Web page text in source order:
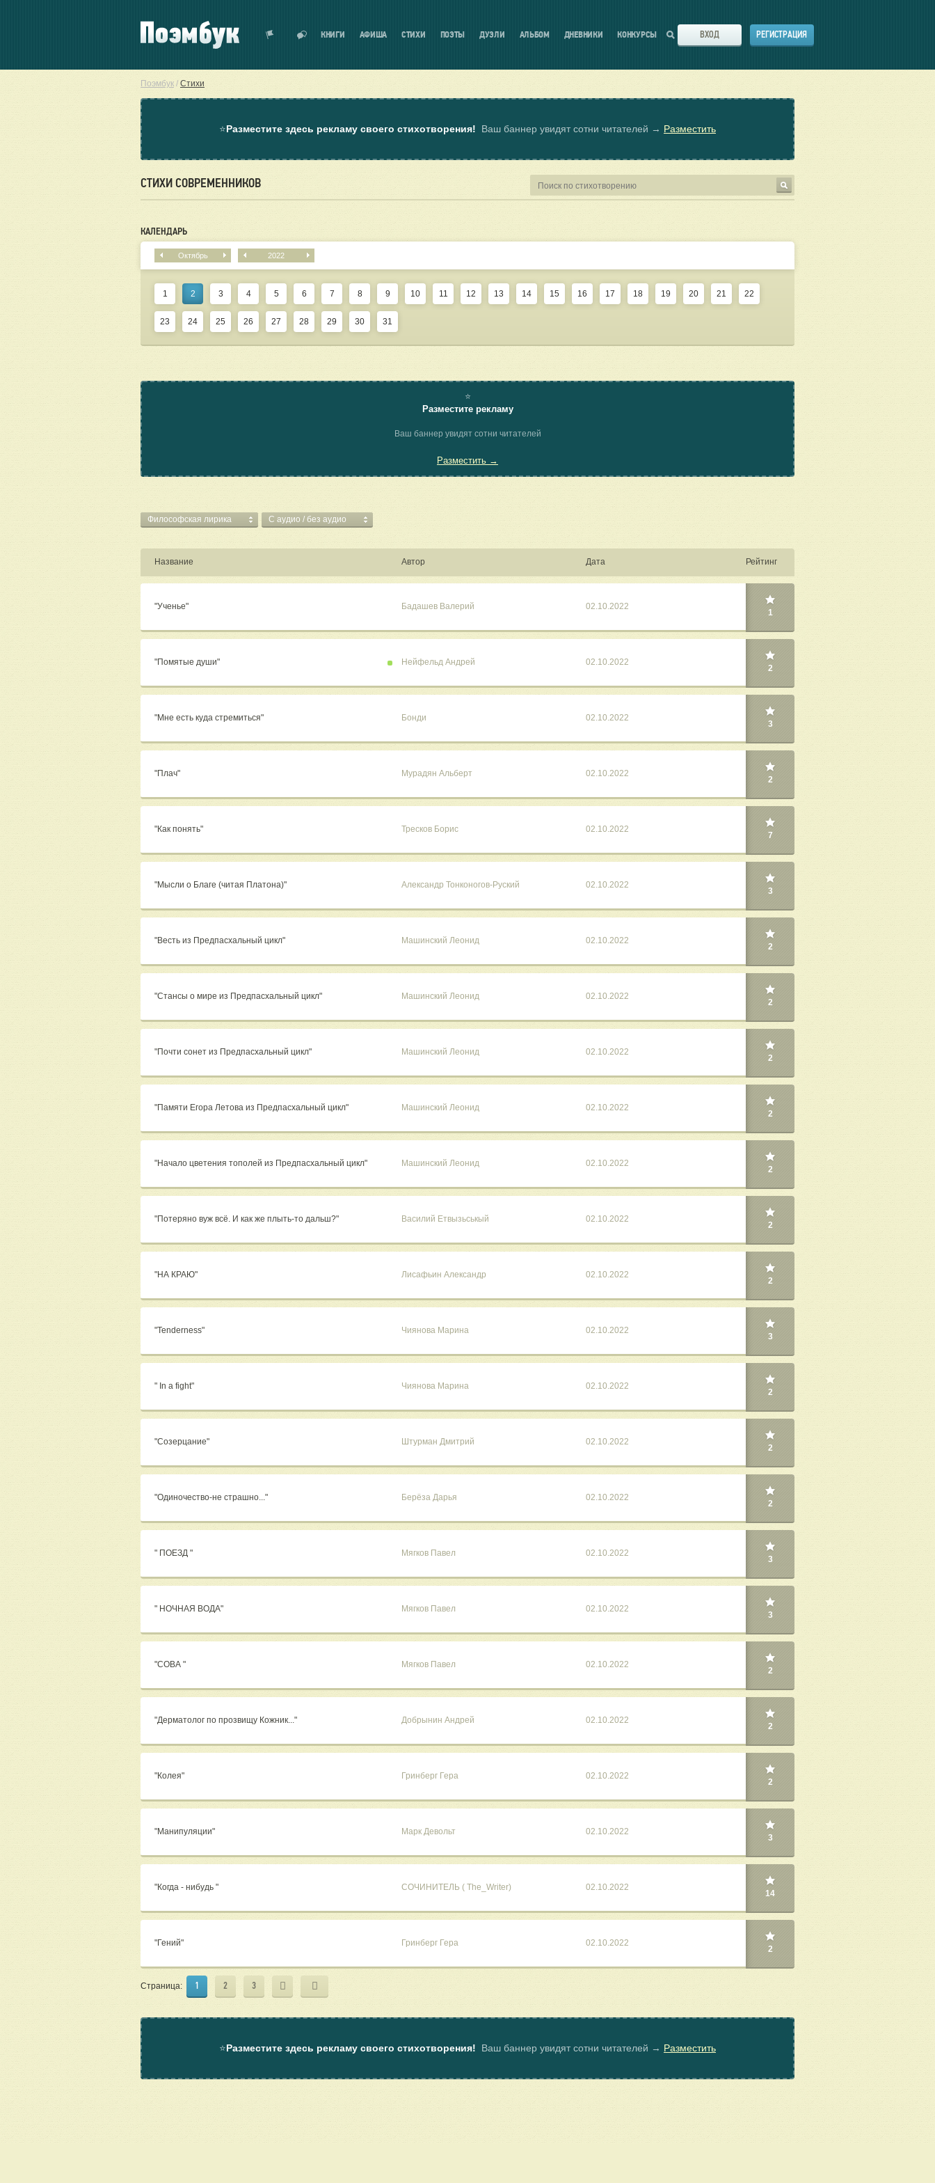
КНИГИ АФИША СТИХИ ПОЭТЫ ДУЭЛИ АЛЬБОМ ДНЕВНИКИ КОНКУРСЫ ВХОД РЕГИСТРАЦИЯ
Поэмбук / Стихи
⭐Разместите здесь рекламу своего стихотворения! Ваш баннер увидят сотни читателей → Разместить
СТИХИ СОВРЕМЕННИКОВ
КАЛЕНДАРЬ
Октябрь 2022
1 2 3 4 5 6 7 8 9 10 11 12 13 14 15 16 17 18 19 20 21 22
23 24 25 26 27 28 29 30 31
⭐
Разместите рекламу
Ваш баннер увидят сотни читателей
Разместить →
Философская лирика C аудио / без аудио
Название Автор Дата Рейтинг
"Ученье" Бадашев Валерий 02.10.2022
1
"Помятые души" Нейфельд Андрей 02.10.2022
2
"Мне есть куда стремиться" Бонди 02.10.2022
3
"Плач" Мурадян Альберт 02.10.2022
2
"Как понять" Тресков Борис 02.10.2022
7
"Мысли о Благе (читая Платона)" Александр Тонконогов-Руский 02.10.2022
3
"Весть из Предпасхальный цикл" Машинский Леонид 02.10.2022
2
"Стансы о мире из Предпасхальный цикл" Машинский Леонид 02.10.2022
2
"Почти сонет из Предпасхальный цикл" Машинский Леонид 02.10.2022
2
"Памяти Егора Летова из Предпасхальный цикл" Машинский Леонид 02.10.2022
2
"Начало цветения тополей из Предпасхальный цикл" Машинский Леонид 02.10.2022
2
"Потеряно вуж всё. И как же плыть-то дальш?" Василий Етвызьськый 02.10.2022
2
"НА КРАЮ" Лисафьин Александр 02.10.2022
2
"Tenderness" Чиянова Марина 02.10.2022
3
" In a fight" Чиянова Марина 02.10.2022
2
"Созерцание" Штурман Дмитрий 02.10.2022
2
"Одиночество-не страшно..." Берёза Дарья 02.10.2022
2
" ПОЕЗД " Мягков Павел 02.10.2022
3
" НОЧНАЯ ВОДА" Мягков Павел 02.10.2022
3
"СОВА " Мягков Павел 02.10.2022
2
"Дерматолог по прозвищу Кожник..." Добрынин Андрей 02.10.2022
2
"Колея" Гринберг Гера 02.10.2022
2
"Манипуляции" Марк Девольт 02.10.2022
3
"Когда - нибудь " СОЧИНИТЕЛЬ ( The_Writer) 02.10.2022
14
"Гений" Гринберг Гера 02.10.2022
2
Страница: 1 2 3
⭐Разместите здесь рекламу своего стихотворения! Ваш баннер увидят сотни читателей → Разместить